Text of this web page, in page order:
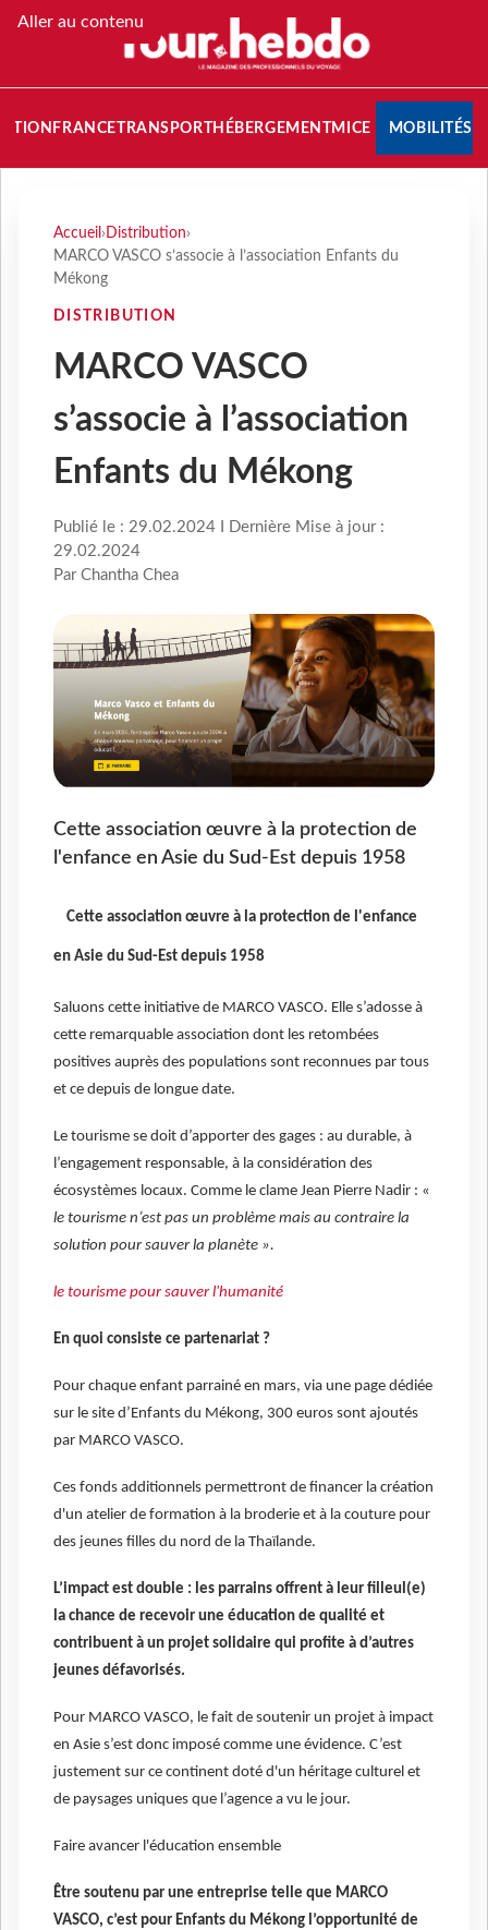
Aller au contenu
FRANCETRANSPORT HÉBERGEMENTMICE MOBILITÉS
Accueil › Distribution›
MARCO VASCO s’associe à l’association Enfants du
Mékong
DISTRIBUTION
MARCO VASCO
s’associe à l’association
Enfants du Mékong
Publié le : 29.02.2024 I Dernière Mise à jour :
29.02.2024
Par Chantha Chea
Cette association œuvre à la protection de
l'enfance en Asie du Sud-Est depuis 1958
Cette association œuvre à la protection de l'enfance
en Asie du Sud-Est depuis 1958
Saluons cette initiative de MARCO VASCO. Elle s’adosse à
cette remarquable association dont les retombées
positives auprès des populations sont reconnues par tous
et ce depuis de longue date.
Le tourisme se doit d’apporter des gages : au durable, à
l’engagement responsable, à la considération des
écosystèmes locaux. Comme le clame Jean Pierre Nadir : «
le tourisme n’est pas un problème mais au contraire la
solution pour sauver la planète ».
le tourisme pour sauver l'humanité
En quoi consiste ce partenariat ?
Pour chaque enfant parrainé en mars, via une page dédiée
sur le site d’Enfants du Mékong, 300 euros sont ajoutés
par MARCO VASCO.
Ces fonds additionnels permettront de financer la création
d'un atelier de formation à la broderie et à la couture pour
des jeunes filles du nord de la Thaïlande.
L’impact est double : les parrains offrent à leur filleul(e)
la chance de recevoir une éducation de qualité et
contribuent à un projet solidaire qui profite à d’autres
jeunes défavorisés.
Pour MARCO VASCO, le fait de soutenir un projet à impact
en Asie s’est donc imposé comme une évidence. C’est
justement sur ce continent doté d'un héritage culturel et
de paysages uniques que l’agence a vu le jour.
Faire avancer l'éducation ensemble
Être soutenu par une entreprise telle que MARCO
VASCO, c’est pour Enfants du Mékong l’opportunité de